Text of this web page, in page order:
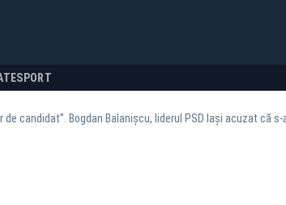
SPORT
de candidat”. Bogdan Balanișcu, liderul PSD Iași acuzat că